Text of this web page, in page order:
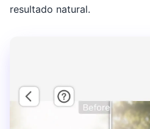
resultado natural.